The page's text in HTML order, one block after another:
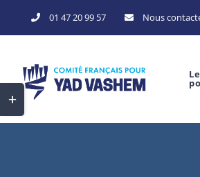
to
01 47 20 99 57 Nous
Toggle
Sliding